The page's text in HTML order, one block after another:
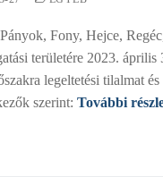
Fony, Hejce,
területére 2023. április
legeltetési tilalmat és
szerint: További